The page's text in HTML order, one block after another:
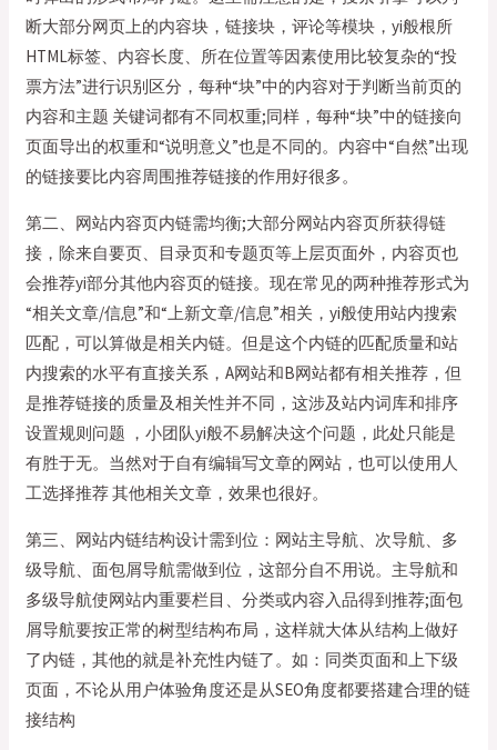
断大部分网页上的内容块，链接块，评论等模块，yi般根所
HTML标签、内容长度、所在位置等因素使用比较复杂的“投
票方法”进行识别区分，每种“块”中的内容对于判断当前页的
内容和主题 关键词都有不同权重;同样，每种“块”中的链接向
页面导出的权重和“说明意义”也是不同的。内容中“自然”出现
的链接要比内容周围推荐链接的作用好很多。
第二、网站内容页内链需均衡;大部分网站内容页所获得链
接，除来自要页、目录页和专题页等上层页面外，内容页也
会推荐yi部分其他内容页的链接。现在常见的两种推荐形式为
“相关文章/信息”和“上新文章/信息”相关，yi般使用站内搜索
匹配，可以算做是相关内链。但是这个内链的匹配质量和站
内搜索的水平有直接关系，A网站和B网站都有相关推荐，但
是推荐链接的质量及相关性并不同，这涉及站内词库和排序
设置规则问题 ，小团队yi般不易解决这个问题，此处只能是
有胜于无。当然对于自有编辑写文章的网站，也可以使用人
工选择推荐 其他相关文章，效果也很好。
第三、网站内链结构设计需到位：网站主导航、次导航、多
级导航、面包屑导航需做到位，这部分自不用说。主导航和
多级导航使网站内重要栏目、分类或内容入品得到推荐;面包
屑导航要按正常的树型结构布局，这样就大体从结构上做好
了内链，其他的就是补充性内链了。如：同类页面和上下级
页面，不论从用户体验角度还是从SEO角度都要搭建合理的链
接结构